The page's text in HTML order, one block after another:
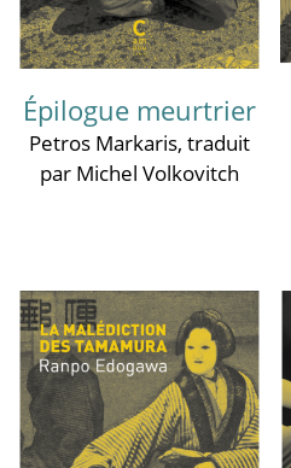
Épilogue meurtrier
Petros Markaris, traduit
par Michel Volkovitch